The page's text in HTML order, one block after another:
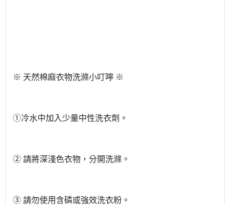
※ 天然棉麻衣物洗滌小叮嚀 ※
①冷水中加入少量中性洗衣劑。
② 請將深淺色衣物，分開洗滌。
③ 請勿使用含磷或強效洗衣粉。